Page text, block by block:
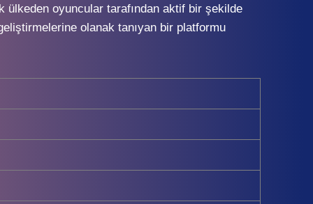
oyuncular tarafından aktif bir şekilde
olanak tanıyan bir platformu